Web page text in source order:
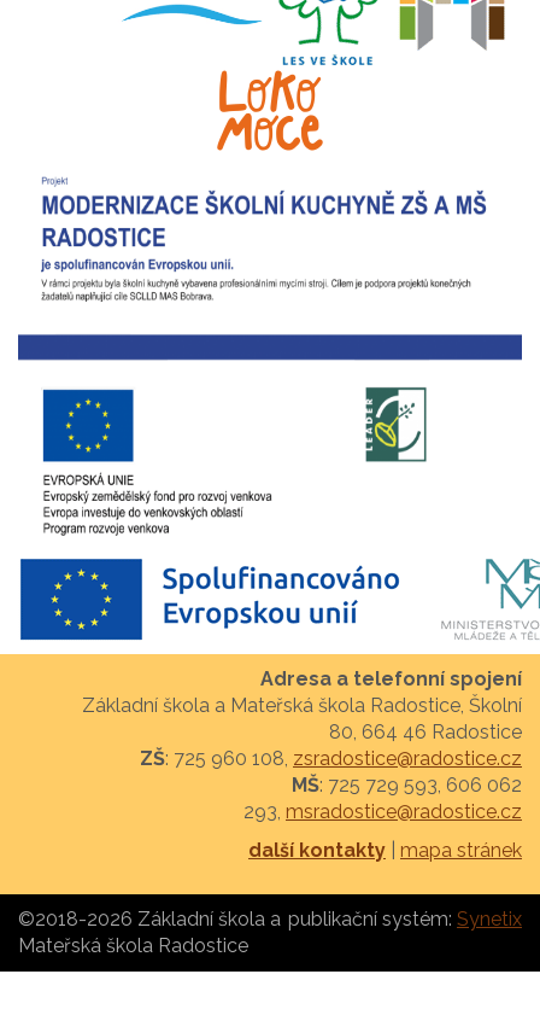
Adresa a telefonní spojení
Základní škola a Mateřská škola Radostice, Školní
80, 664 46 Radostice
ZŠ: 725 960 108, zsradostice@radostice.cz
MŠ: 725 729 593, 606 062
293, msradostice@radostice.cz
další kontakty
mapa stránek
publikační systém: Synetix
©2018-2026 Základní škola a
Mateřská škola Radostice